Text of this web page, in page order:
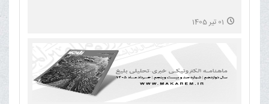
01 تیر 1405